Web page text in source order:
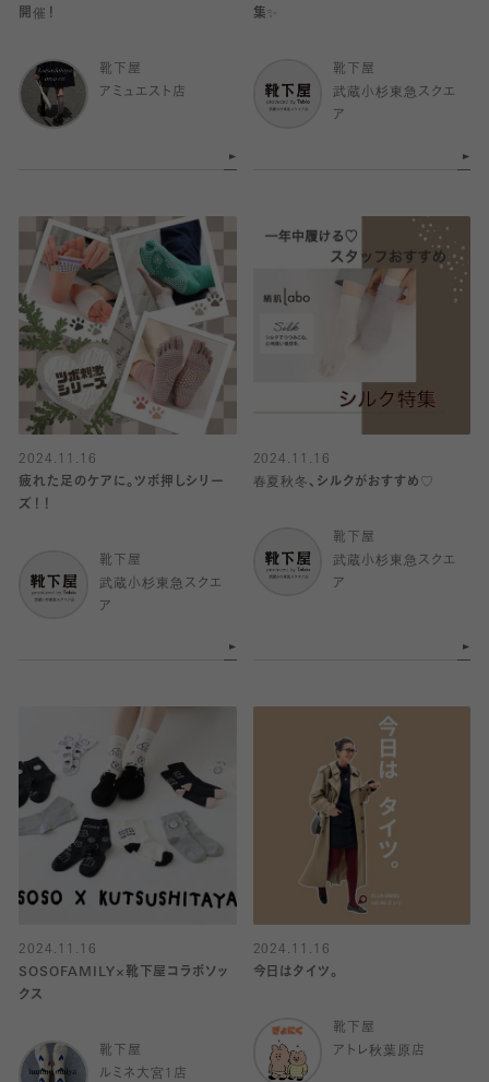
開催！
靴下屋
アミュエスト店
集✨
靴下屋
武蔵小杉東急スクエ
ア
2024.11.16
疲れた足のケアに。ツボ押しシリー
ズ！！
靴下屋
武蔵小杉東急スクエ
ア
2024.11.16
春夏秋冬、シルクがおすすめ♡
靴下屋
武蔵小杉東急スクエ
ア
2024.11.16
SOSOFAMILY×靴下屋コラボソッ
クス
靴下屋
ルミネ大宮1店
2024.11.16
今日はタイツ。
靴下屋
アトレ秋葉原店